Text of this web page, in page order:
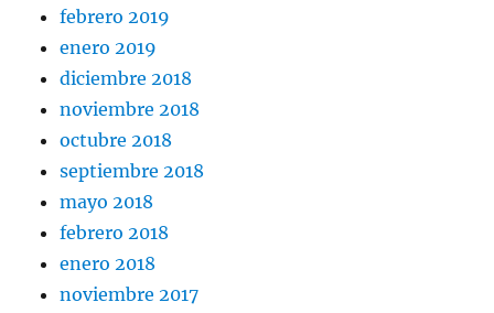
febrero 2019
enero 2019
diciembre 2018
noviembre 2018
octubre 2018
septiembre 2018
mayo 2018
febrero 2018
enero 2018
noviembre 2017